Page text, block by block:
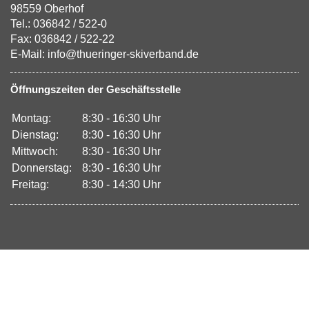
98559 Oberhof
Tel.: 036842 / 522-0
Fax: 036842 / 522-22
E-Mail: info@thueringer-skiverband.de
Öffnungszeiten der Geschäftsstelle
Montag:
8:30 - 16:30 Uhr
Dienstag:
8:30 - 16:30 Uhr
Mittwoch:
8:30 - 16:30 Uhr
Donnerstag:
8:30 - 16:30 Uhr
Freitag:
8:30 - 14:30 Uhr